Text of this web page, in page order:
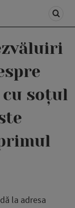
soțul
la adresa